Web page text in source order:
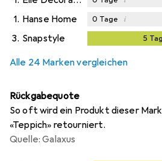
1. Hanse Home 0 Tage i
3. Snapstyle 5
Alle 24 Marken vergleichen
Rückgabequote
So oft wird ein Produkt dieser
«Teppich» retourniert.
Quelle: Galaxus